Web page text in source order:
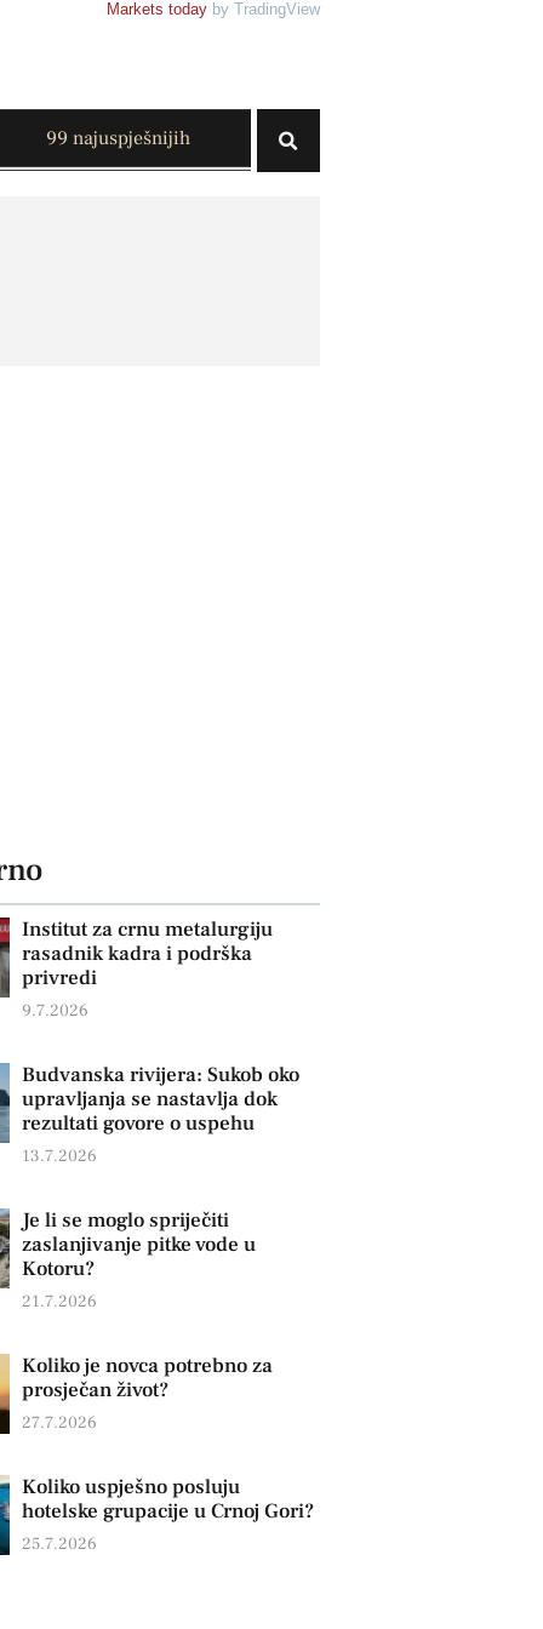
Markets today by TradingView
99 najuspješnijih
Institut za crnu metalurgiju
rasadnik kadra i podrška
privredi
9.7.2026
Budvanska rivijera: Sukob oko
upravljanja se nastavlja dok
rezultati govore o uspehu
13.7.2026
Je li se moglo spriječiti
zaslanjivanje pitke vode u
Kotoru?
21.7.2026
Koliko je novca potrebno za
prosječan život?
27.7.2026
Koliko uspješno posluju
hotelske grupacije u Crnoj Gori?
25.7.2026